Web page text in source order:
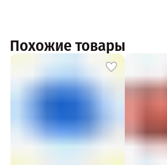
Похожие товары